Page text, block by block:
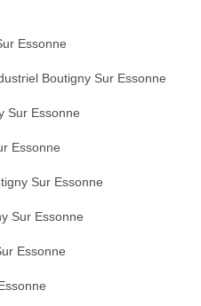
Essonne
Boutigny Sur Essonne
Sur Essonne
Essonne
Sur Essonne
Sur Essonne
Essonne